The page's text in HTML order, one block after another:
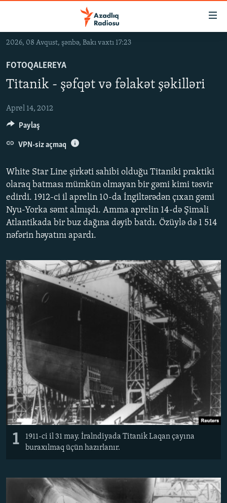
Əsas
qayıt
Əsas
naviqasiyaya
qayıt
keç
#İZAHLA
KORRUPSIOMETR
#ƏSLINDƏ
FƏRQƏ BAX
QANUNI DOĞRU
MULTIMEDIA
VIDEO
FOTOQALEREYA
İNFOQRAFIKA
RADIO ARXIV
OXU ZALI
AZƏRBAYCAN ƏDƏBIYYATI KITABXANASI
İZ - MƏDƏNIYYƏT PROQRAMI
HAQQIMIZDA
MISSIYAMIZ
MATERIALLARIMIZDAN ISTIFADƏ
AZADLIQRADIOSU MOBIL TELEFONUNUZDA
BIZIMLƏ ƏLAQƏ
XƏBƏR BÜLLETENLƏRIMIZ
RFE/RL-in bütün saytları
2026, 08 Avqust, şənbə, Bakı vaxtı 17:23
FOTOQALEREYA
Titanik - şəfqət və fəlakət şəkilləri
Aprel 14, 2012
White Star Line şirkəti sahibi olduğu Titaniki praktiki
olaraq batması mümkün olmayan bir gəmi kimi təsvir
edirdi. 1912-ci il aprelin 10-da İngiltərədən çıxan gəmi
Nyu-Yorka səmt almışdı. Amma aprelin 14-də Şimali
Atlantikada bir buz dağına dəyib batdı. Özüylə də 1 514
nəfərin həyatını apardı.
1
1911-ci il 31 may. İralndiyada Titanik Laqan çayına
buraxılmaq üçün hazırlanır.
Paylaş
VPN-siz açmaq